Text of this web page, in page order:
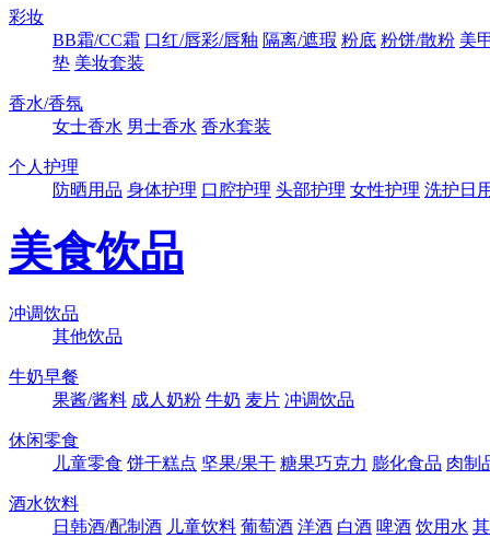
彩妆
BB霜/CC霜 口红/唇彩/唇釉 隔离/遮瑕 粉底 粉饼/散粉 美
垫 美妆套装
香水/香氛
女士香水 男士香水 香水套装
个人护理
防晒用品 身体护理 口腔护理 头部护理 女性护理 洗护日
美食饮品
冲调饮品
其他饮品
牛奶早餐
果酱/酱料 成人奶粉 牛奶 麦片 冲调饮品
休闲零食
儿童零食 饼干糕点 坚果/果干 糖果巧克力 膨化食品 肉制
酒水饮料
日韩酒/配制酒 儿童饮料 葡萄酒 洋酒 白酒 啤酒 饮用水